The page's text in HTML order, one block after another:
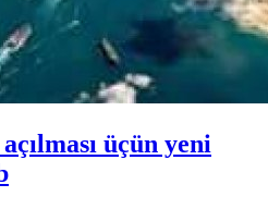
üçün yeni